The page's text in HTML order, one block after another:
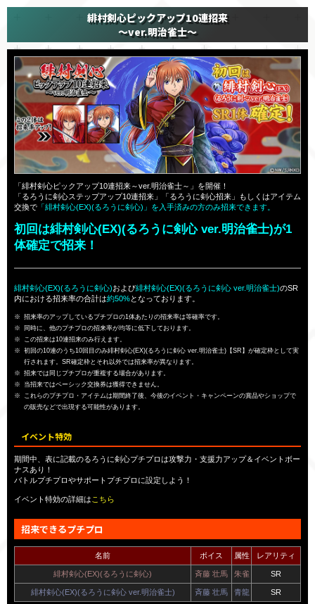
緋村剣心ピックアップ10連招来
～ver.明治雀士～
「緋村剣心ピックアップ10連招来～ver.明治雀士～」を開催！
「るろうに剣心ステップアップ10連招来」「るろうに剣心招来」もしくはアイテム
交換で 「緋村剣心(EX)(るろうに剣心)」を入手済みの方のみ招来できます。
初回は緋村剣心(EX)(るろうに剣心 ver.明治雀士)が1
体確定で招来！
緋村剣心(EX)(るろうに剣心)および緋村剣心(EX)(るろうに剣心 ver.明治雀士)のSR
内における招来率の合計は約50%となっております。
招来率のアップしているプチプロの1体あたりの招来率は等確率です。
同時に、他のプチプロの招来率が均等に低下しております。
この招来は10連招来のみ行えます。
初回の10連のうち10回目のみ緋村剣心(EX)(るろうに剣心 ver.明治雀士)【SR】が確定枠として実
行されます。SR確定枠とそれ以外では招来率が異なります。
招来では同じプチプロが重複する場合があります。
当招来ではベーシック交換券は獲得できません。
これらのプチプロ・アイテムは期間終了後、今後のイベント・キャンペーンの賞品やショップで
の販売などで出現する可能性があります。
イベント特効
期間中、表に記載のるろうに剣心プチプロは攻撃力・支援力アップ＆イベントボー
ナスあり！
バトルプチプロやサポートプチプロに設定しよう！
イベント特効の詳細は こちら
招来できるプチプロ
名前 ボイス 属性 レアリティ
緋村剣心(EX)(るろうに剣心) 斉藤 壮馬 朱雀 SR
緋村剣心(EX)(るろうに剣心 ver.明治雀士) 斉藤 壮馬 青龍 SR